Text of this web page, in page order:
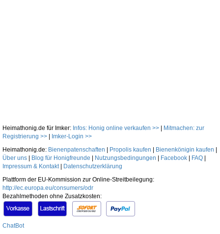
Heimathonig.de für Imker: Infos: Honig online verkaufen >>
Mitmachen: zur
Registrierung >>
Imker-Login >>
Heimathonig.de: Bienenpatenschaften Propolis kaufen Bienenkönigin kaufen
Über uns
Blog für Honigfreunde Nutzungsbedingungen Facebook FAQ
Impressum & Kontakt|
Datenschutzerklärung
Plattform der EU-Kommission zur Online-Streitbeilegung:
http://ec.europa.eu/consumers/odr
Bezahlmethoden ohne Zusatzkosten:
ChatBot